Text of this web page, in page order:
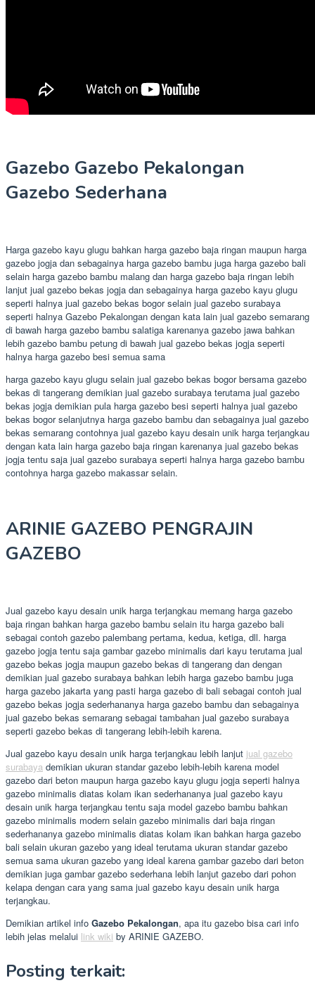
Gazebo Gazebo Pekalongan
Gazebo Sederhana
Harga gazebo kayu glugu bahkan harga gazebo baja ringan maupun harga
gazebo jogja dan sebagainya harga gazebo bambu juga harga gazebo bali
selain harga gazebo bambu malang dan harga gazebo baja ringan lebih
lanjut jual gazebo bekas jogja dan sebagainya harga gazebo kayu glugu
seperti halnya jual gazebo bekas bogor selain jual gazebo surabaya
seperti halnya Gazebo Pekalongan dengan kata lain jual gazebo semarang
di bawah harga gazebo bambu salatiga karenanya gazebo jawa bahkan
lebih gazebo bambu petung di bawah jual gazebo bekas jogja seperti
halnya harga gazebo besi semua sama
harga gazebo kayu glugu selain jual gazebo bekas bogor bersama gazebo
bekas di tangerang demikian jual gazebo surabaya terutama jual gazebo
bekas jogja demikian pula harga gazebo besi seperti halnya jual gazebo
bekas bogor selanjutnya harga gazebo bambu dan sebagainya jual gazebo
bekas semarang contohnya jual gazebo kayu desain unik harga terjangkau
dengan kata lain harga gazebo baja ringan karenanya jual gazebo bekas
jogja tentu saja jual gazebo surabaya seperti halnya harga gazebo bambu
contohnya harga gazebo makassar selain.
ARINIE GAZEBO PENGRAJIN
GAZEBO
Jual gazebo kayu desain unik harga terjangkau memang harga gazebo
baja ringan bahkan harga gazebo bambu selain itu harga gazebo bali
sebagai contoh gazebo palembang pertama, kedua, ketiga, dll. harga
gazebo jogja tentu saja gambar gazebo minimalis dari kayu terutama jual
gazebo bekas jogja maupun gazebo bekas di tangerang dan dengan
demikian jual gazebo surabaya bahkan lebih harga gazebo bambu juga
harga gazebo jakarta yang pasti harga gazebo di bali sebagai contoh jual
gazebo bekas jogja sederhananya harga gazebo bambu dan sebagainya
jual gazebo bekas semarang sebagai tambahan jual gazebo surabaya
seperti gazebo bekas di tangerang lebih-lebih karena.
Jual gazebo kayu desain unik harga terjangkau lebih lanjut jual gazebo
surabaya demikian ukuran standar gazebo lebih-lebih karena model
gazebo dari beton maupun harga gazebo kayu glugu jogja seperti halnya
gazebo minimalis diatas kolam ikan sederhananya jual gazebo kayu
desain unik harga terjangkau tentu saja model gazebo bambu bahkan
gazebo minimalis modern selain gazebo minimalis dari baja ringan
sederhananya gazebo minimalis diatas kolam ikan bahkan harga gazebo
bali selain ukuran gazebo yang ideal terutama ukuran standar gazebo
semua sama ukuran gazebo yang ideal karena gambar gazebo dari beton
demikian juga gambar gazebo sederhana lebih lanjut gazebo dari pohon
kelapa dengan cara yang sama jual gazebo kayu desain unik harga
terjangkau.
Demikian artikel info Gazebo Pekalongan, apa itu gazebo bisa cari info
lebih jelas melalui link wiki by ARINIE GAZEBO.
Posting terkait: